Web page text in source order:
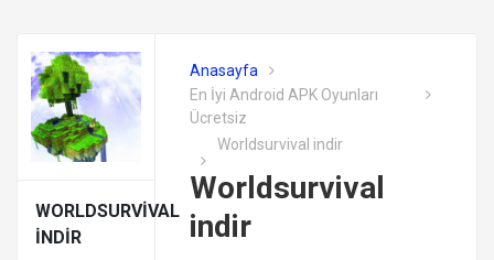
WORLDSURVIVAL
INDIR
Anasayfa
En İyi Android APK Oyunları
Ücretsiz
Worldsurvival indir
Worldsurvival
indir